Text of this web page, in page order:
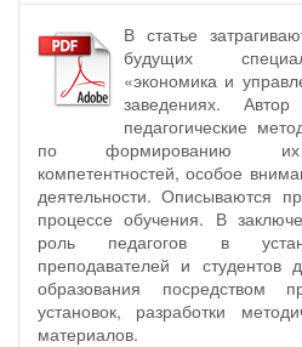
В статье
будущих
«экономика и
заведениях. Автор
педагогические
по формированию их
компетентностей, особое
деятельности. Описываются
процессе обучения. В
роль педагогов в
преподавателей и студентов
образования посредством
установок, разработки
материалов.